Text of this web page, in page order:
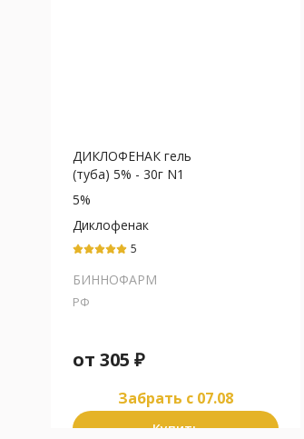
ДИКЛОФЕНАК гель
(туба) 5% - 30г N1
5%
Диклофенак
5
БИННОФАРМ
РФ
от 305 ₽
Забрать c 07.08
Купить